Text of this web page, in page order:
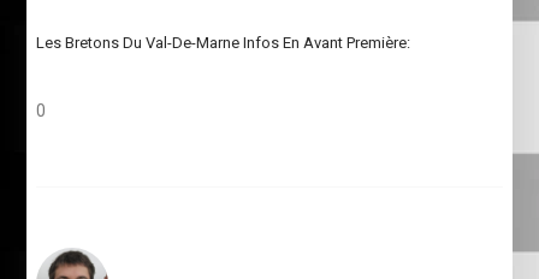
Les Bretons Du Val-De-Marne Infos En Avant Première:
0